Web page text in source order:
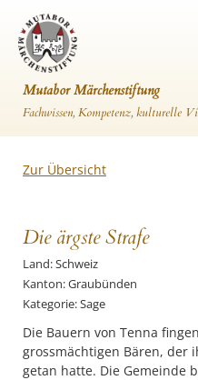
Mutabor Märchenstiftung
Fachwissen, Kompetenz, kulturelle
Zur Übersicht
Die ärgste Strafe
Land: Schweiz
Kanton: Graubünden
Kategorie: Sage
Die Bauern von Tenna
grossmächtigen Bären, der
getan hatte. Die Gemeinde